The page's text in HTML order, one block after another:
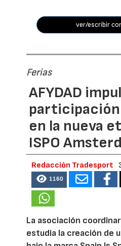
ver/escribir
Ferias
AFYDAD
participación
en la nueva
ISPO
Redacción Tradesport
1160
La asociación
estudia la creación de